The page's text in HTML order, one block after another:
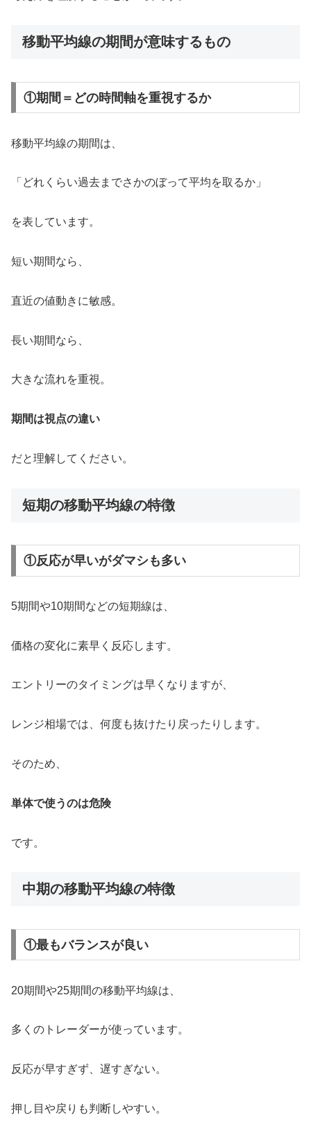
移動平均線の期間が意味するもの
①期間＝どの時間軸を重視するか
移動平均線の期間は、
「どれくらい過去までさかのぼって平均を取るか」
を表しています。
短い期間なら、
直近の値動きに敏感。
長い期間なら、
大きな流れを重視。
期間は視点の違い
だと理解してください。
短期の移動平均線の特徴
①反応が早いがダマシも多い
5期間や10期間などの短期線は、
価格の変化に素早く反応します。
エントリーのタイミングは早くなりますが、
レンジ相場では、何度も抜けたり戻ったりします。
そのため、
単体で使うのは危険
です。
中期の移動平均線の特徴
①最もバランスが良い
20期間や25期間の移動平均線は、
多くのトレーダーが使っています。
反応が早すぎず、遅すぎない。
押し目や戻りも判断しやすい。